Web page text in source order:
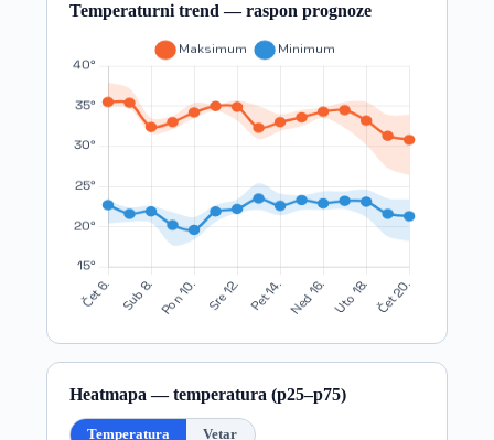
Temperaturni trend — raspon prognoze
Heatmapa — temperatura (p25–p75)
Temperatura Vetar